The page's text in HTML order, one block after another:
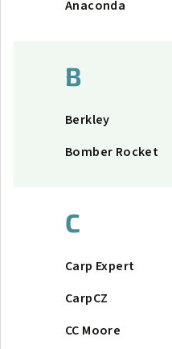
Anaconda
B
Berkley
Bomber Rocket
C
Carp Expert
CarpCZ
CC Moore